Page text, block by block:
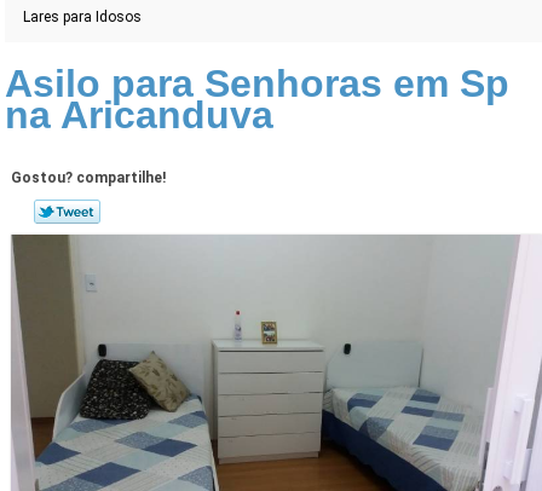
Lares para Idosos
Asilo para Senhoras em Sp
na Aricanduva
Gostou? compartilhe!